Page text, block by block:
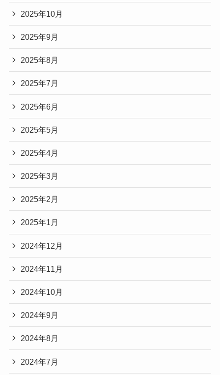
2025年10月
2025年9月
2025年8月
2025年7月
2025年6月
2025年5月
2025年4月
2025年3月
2025年2月
2025年1月
2024年12月
2024年11月
2024年10月
2024年9月
2024年8月
2024年7月